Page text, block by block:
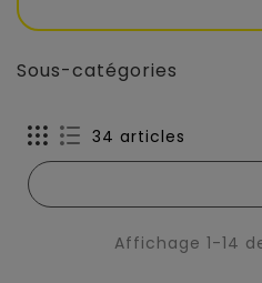
Sous-catégories
34 articles
Affichage 1-14